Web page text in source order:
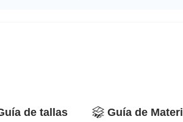
de tallas Guía de